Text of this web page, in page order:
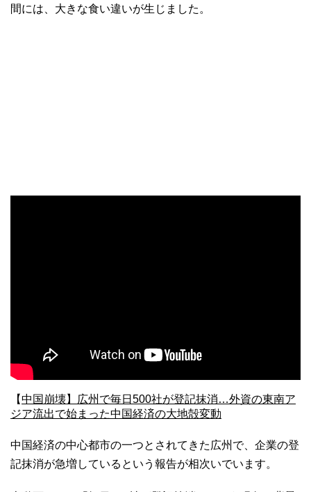
間には、大きな食い違いが生じました。
【中国崩壊】広州で毎日500社が登記抹消…外資の東南ア
ジア流出で始まった中国経済の大地殻変動
中国経済の中心都市の一つとされてきた広州で、企業の登
記抹消が急増しているという報告が相次いでいます。